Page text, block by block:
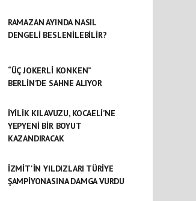
RAMAZAN AYINDA NASIL
DENGELİ BESLENİLEBİLİR?
“ÜÇ JOKERLİ KONKEN”
BERLİN’DE SAHNE ALIYOR
İYİLİK KILAVUZU, KOCAELİ’NE
YEPYENİ BİR BOYUT
KAZANDIRACAK
İZMİT'İN YILDIZLARI TÜRİYE
ŞAMPİYONASINA DAMGA VURDU